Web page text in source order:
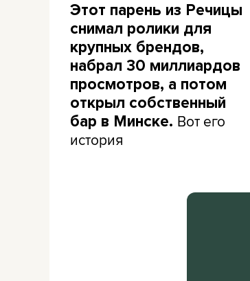
Этот парень из Речицы
снимал ролики для
крупных брендов,
набрал 30 миллиардов
просмотров, а потом
открыл собственный
бар в Минске. Вот его
история